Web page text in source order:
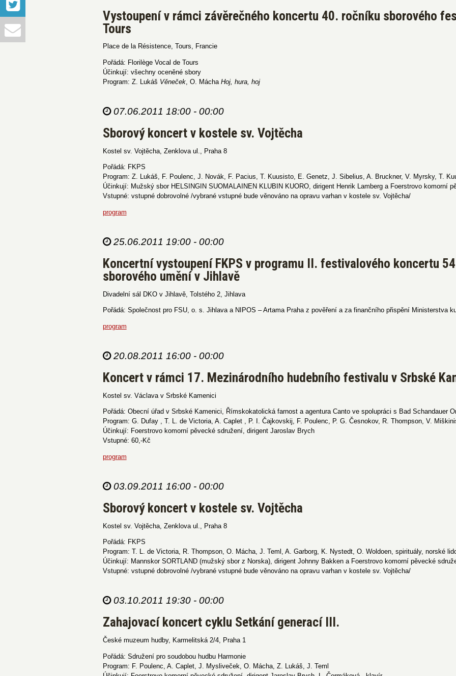
Vystoupení v rámci závěrečného koncertu 40. ročníku sborového
Tours
Place de la Résistence, Tours, Francie
Pořádá: Florilège Vocal de Tours
Účinkují: všechny oceněné sbory
Program: Z. Lukáš Věneček, O. Mácha Hoj, hura, hoj
07.06.2011 18:00 - 00:00
Sborový koncert v kostele sv. Vojtěcha
Kostel sv. Vojtěcha, Zenklova ul., Praha 8
Pořádá: FKPS
Program: Z. Lukáš, F. Poulenc, J. Novák, F. Pacius, T. Kuusisto, E. Genetz, J. Sibelius, A. Bruckner, V. Myrsky, T.
Účinkují: Mužský sbor HELSINGIN SUOMALAINEN KLUBIN KUORO, dirigent Henrik Lamberg a Foerstrovo komorní
Vstupné: vstupné dobrovolné /vybrané vstupné bude věnováno na opravu varhan v kostele sv. Vojtěcha/
program
25.06.2011 19:00 - 00:00
Koncertní vystoupení FKPS v programu II. festivalového koncertu
sborového umění v Jihlavě
Divadelní sál DKO v Jihlavě, Tolstého 2, Jihlava
Pořádá: Společnost pro FSU, o. s. Jihlava a NIPOS – Artama Praha z pověření a za finančního přispění Ministerstva
program
20.08.2011 16:00 - 00:00
Koncert v rámci 17. Mezinárodního hudebního festivalu v Srbské
Kostel sv. Václava v Srbské Kamenici
Pořádá: Obecní úřad v Srbské Kamenici, Římskokatolická farnost a agentura Canto ve spolupráci s Bad Schandauer
Program: G. Dufay , T. L. de Victoria, A. Caplet , P. I. Čajkovskij, F. Poulenc, P. G. Česnokov, R. Thompson, V.
Účinkují: Foerstrovo komorní pěvecké sdružení, dirigent Jaroslav Brych
Vstupné: 60,-Kč
program
03.09.2011 16:00 - 00:00
Sborový koncert v kostele sv. Vojtěcha
Kostel sv. Vojtěcha, Zenklova ul., Praha 8
Pořádá: FKPS
Program: T. L. de Victoria, R. Thompson, O. Mácha, J. Teml, A. Garborg, K. Nystedt, O. Woldoen, spirituály, norské
Účinkují: Mannskor SORTLAND (mužský sbor z Norska), dirigent Johnny Bakken a Foerstrovo komorní pěvecké
Vstupné: vstupné dobrovolné /vybrané vstupné bude věnováno na opravu varhan v kostele sv. Vojtěcha/
03.10.2011 19:30 - 00:00
Zahajovací koncert cyklu Setkání generací III.
České muzeum hudby, Karmelitská 2/4, Praha 1
Pořádá: Sdružení pro soudobou hudbu Harmonie
Program: F. Poulenc, A. Caplet, J. Mysliveček, O. Mácha, Z. Lukáš, J. Teml